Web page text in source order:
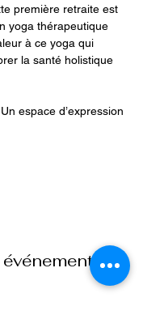
première retraite est
yoga thérapeutique
à ce yoga qui
la santé holistique
Un espace d’expression